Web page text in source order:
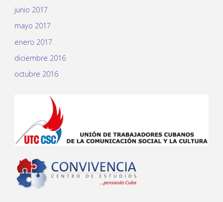
junio 2017
mayo 2017
enero 2017
diciembre 2016
octubre 2016